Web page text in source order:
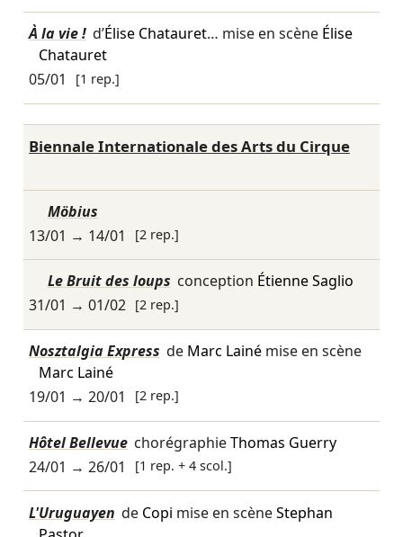
À la vie ! d’Élise Chatauret… mise en scène Élise
Chatauret
05/01
[1 rep.]
Biennale Internationale des Arts du Cirque
Möbius
13/01 → 14/01 [2 rep.]
Le Bruit des loups conception Étienne Saglio
31/01 → 01/02 [2 rep.]
Nosztalgia Express de Marc Lainémise en scène
Marc Lainé
19/01 → 20/01 [2 rep.]
Hôtel Bellevue chorégraphieThomas Guerry
24/01 → 26/01 [1 rep. + 4 scol.]
L'Uruguayen de Copi mise en scèneStephan